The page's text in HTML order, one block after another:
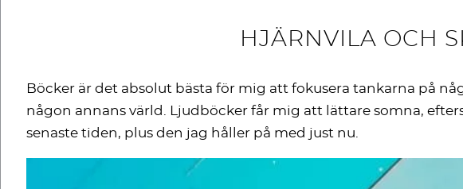
HJÄRNVILA OCH
Böcker är det absolut bästa för mig att fokusera tankarna på
någon annans värld. Ljudböcker får mig att lättare somna,
senaste tiden, plus den jag håller på med just nu.